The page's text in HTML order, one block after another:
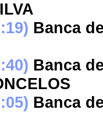
Banca
Banca
Banca